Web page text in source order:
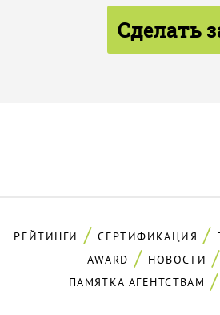
Сделать
РЕЙТИНГИ СЕРТИФИКАЦИЯ
AWARD
НОВОСТИ
ПАМЯТКА АГЕНТСТВАМ